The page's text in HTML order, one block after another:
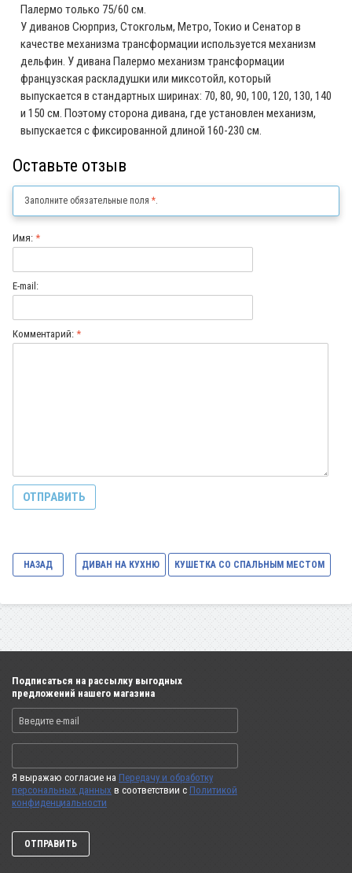
Палермо только 75/60 см.
У диванов Сюрприз, Стокгольм, Метро, Токио и Сенатор в
качестве механизма трансформации используется механизм
дельфин. У дивана Палермо механизм трансформации
французская раскладушки или миксотойл, который
выпускается в стандартных ширинах: 70, 80, 90, 100, 120, 130, 140
и 150 см. Поэтому сторона дивана, где установлен механизм,
выпускается с фиксированной длиной 160-230 см.
Оставьте отзыв
Заполните обязательные поля *.
Имя: *
E-mail:
Комментарий: *
НАЗАД ДИВАН НА КУХНЮ КУШЕТКА СО СПАЛЬНЫМ МЕСТОМ
Подписаться на рассылку выгодных
предложений нашего магазина
Я выражаю согласие на Передачу и обработку
персональных данных в соответствии с Политикой
конфиденциальности
ОТПРАВИТЬ